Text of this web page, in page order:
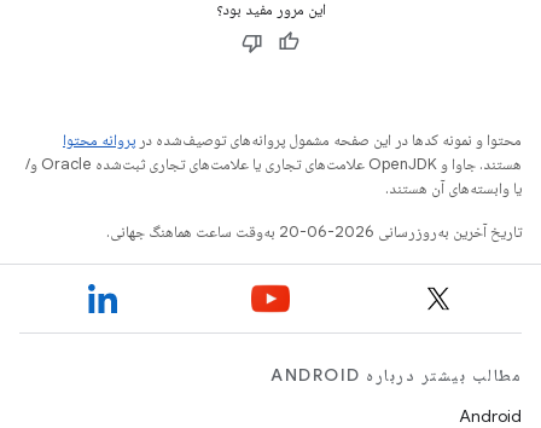
این مرور مفید بود؟
محتوا و نمونه کدها در این صفحه مشمول پروانه‌های توصیف‌شده در پروانه محتوا
هستند. جاوا و OpenJDK علامت‌های تجاری یا علامت‌های تجاری ثبت‌شده Oracle و/
یا وابسته‌های آن هستند.
تاریخ آخرین به‌روزرسانی 2026-06-20 به‌وقت ساعت هماهنگ جهانی.
مطالب بیشتر درباره ANDROID
Android